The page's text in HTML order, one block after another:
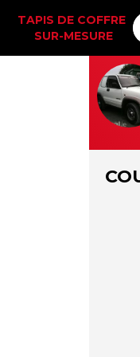
TAPIS DE COFFRE
SUR-MESURE